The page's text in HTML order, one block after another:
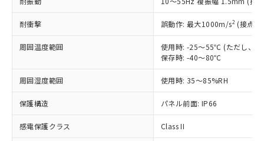
耐衝撃 誤動作: 最大1000m/s2 (接点
周囲温度範囲
使用時: -25～55℃ (ただし、氷
保存時: -40～80℃
周囲湿度範囲 使用時: 35～85%RH
保護構造 パネル前面: IP66
感電保護クラス Class II
事前の承諾なく第三者に漏洩または開
示しないようお願いします。
マイパーツ機能（部品リスト作成サー
ビス）をご利用いただくには、I-Web
メンバーズにご登録されている必要が
お客様が当ウェブサイト上で当社にご
登録された部品リストについて、当社
および当社の共同利用者が、当社の製
品・サービスに関するお客様との取
引・商談に必要な範囲で利用すること
部品在庫の切り替え状況などにより、予定
月が前後することがあります。
※3 非含有証明書ダウンロード
下記の非含有証明書をダウンロードするこ
とができます。
準値以下であることを示します。
「10」：通常の使用状況下において有害物
質が外部に漏えいし、環境に深刻な影響を
及ぼさない年数を意味します。
「－」：未確認です。当社販売部門へお問
い合わせください。
場合は、上記1、2および3の内容を当
該第三者に通知します。また当社は、
販売先および販売に係わる関係者が違
法に輸出するおそれがある場合は、取
り引きをいたしません。
キャンセル
白
受注生産機種、また在庫状況の
情報を公開していない機種